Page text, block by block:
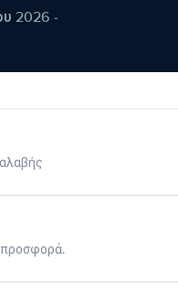
2026 -
προσφορά.